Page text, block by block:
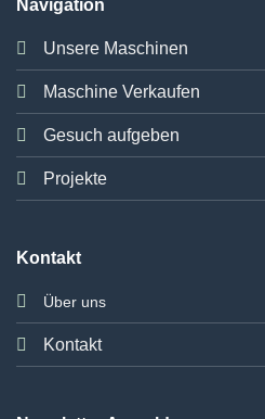
Navigation
Unsere Maschinen
Maschine Verkaufen
Gesuch aufgeben
Projekte
Kontakt
Über uns
Kontakt